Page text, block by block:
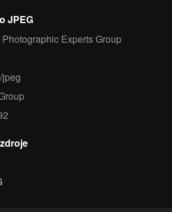
JPEG
Experts Group